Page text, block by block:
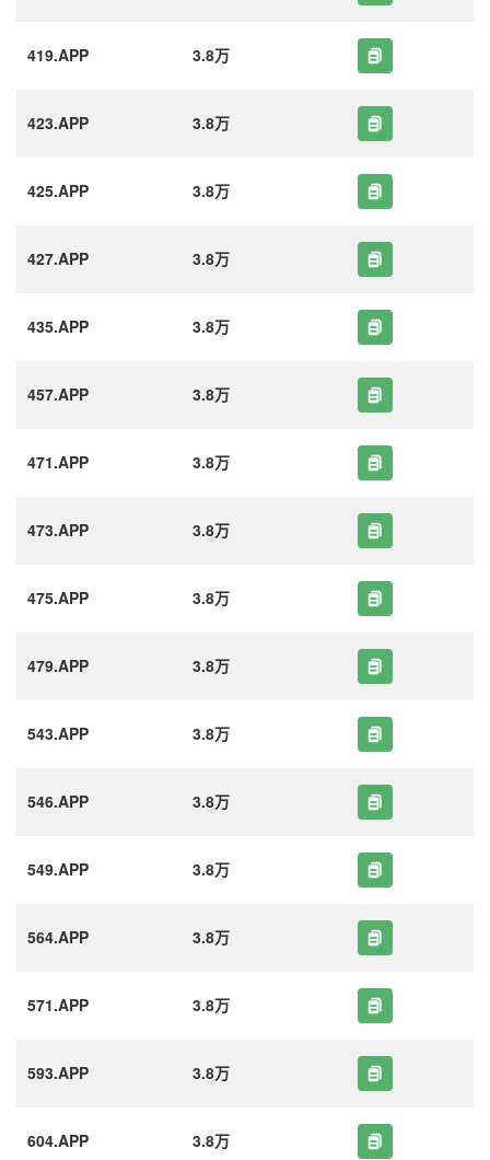
419.APP 3.8万
423.APP 3.8万
425.APP 3.8万
427.APP 3.8万
435.APP 3.8万
457.APP 3.8万
471.APP 3.8万
473.APP 3.8万
475.APP 3.8万
479.APP 3.8万
543.APP 3.8万
546.APP 3.8万
549.APP 3.8万
564.APP 3.8万
571.APP 3.8万
593.APP 3.8万
604.APP 3.8万